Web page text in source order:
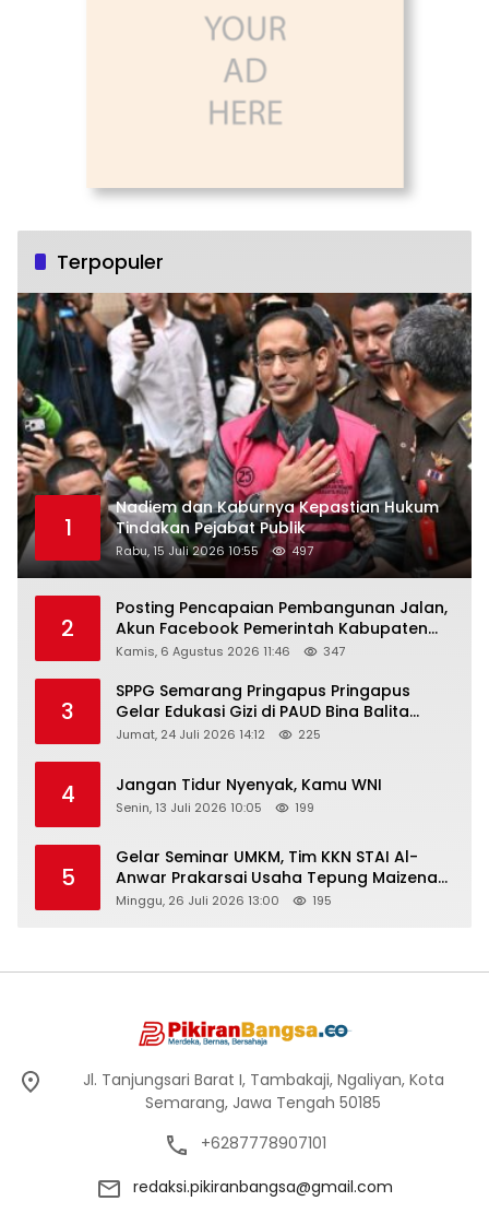
Terpopuler
1
Nadiem dan Kaburnya Kepastian Hukum
Tindakan Pejabat Publik
Rabu, 15 Juli 2026 10:55 497
2
Posting Pencapaian Pembangunan Jalan,
Akun Facebook Pemerintah Kabupaten
Rembang “Dirujak” Warganet
Kamis, 6 Agustus 2026 11:46 347
3
SPPG Semarang Pringapus Pringapus
Gelar Edukasi Gizi di PAUD Bina Balita
Peringati Hari Anak Nasional 2026
Jumat, 24 Juli 2026 14:12 225
4 Jangan Tidur Nyenyak, Kamu WNI
Senin, 13 Juli 2026 10:05 199
5
Gelar Seminar UMKM, Tim KKN STAI Al-
Anwar Prakarsai Usaha Tepung Maizena
di Logung
Minggu, 26 Juli 2026 13:00 195
Jl. Tanjungsari Barat I, Tambakaji, Ngaliyan, Kota
Semarang, Jawa Tengah 50185
+6287778907101
redaksi.pikiranbangsa@gmail.com